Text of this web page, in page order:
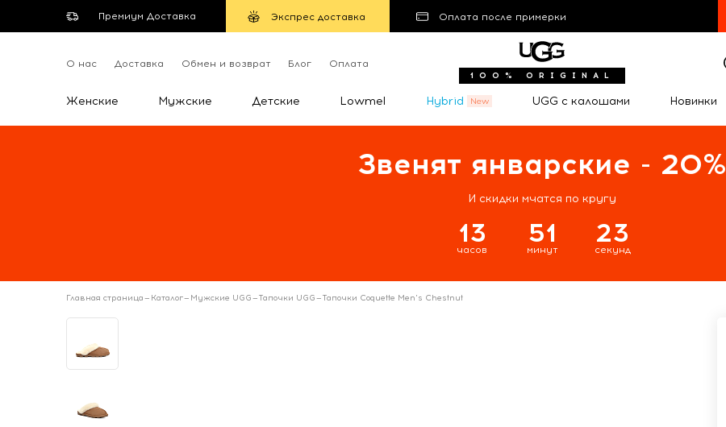
Премиум Доставка Экспрес доставка Оплата после примерки
О нас Доставка Обмен и возврат Блог Оплата
100% ORIGINAL
Женские Мужские Детские Lowmel Hybrid UGG с калошами Новинки
Звенят январские - 20%
И скидки мчатся по кругу
13
часов
51
минут
22
секунд
Главная страница— Каталог— Мужские UGG—Тапочки UGG—Тапочки Coquette Men's Chestnut